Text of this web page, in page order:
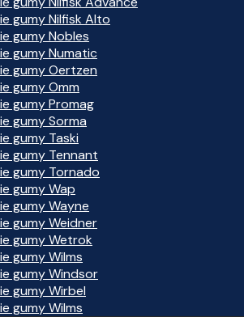
gumy Nilfisk Alto
gumy Nobles
gumy Numatic
gumy Oertzen
gumy Omm
gumy Promag
gumy Sorma
gumy Taski
gumy Tennant
gumy Tornado
gumy Wap
gumy Wayne
gumy Weidner
gumy Wetrok
gumy Wilms
gumy Windsor
gumy Wirbel
gumy Wilms